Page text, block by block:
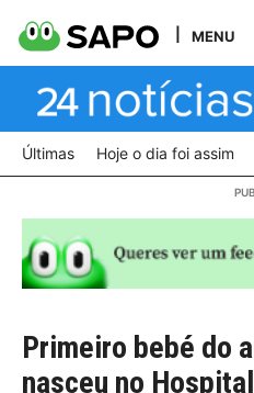
MENU
Últimas Hoje o dia foi assim
Primeiro bebé do
nasceu no